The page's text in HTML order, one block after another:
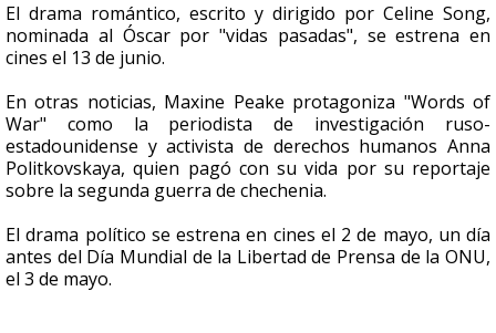
El drama romántico, escrito y dirigido por Celine Song,
nominada al Óscar por "vidas pasadas", se estrena en
cines el 13 de junio.
En otras noticias, Maxine Peake protagoniza "Words of
War" como la periodista de investigación ruso-
estadounidense y activista de derechos humanos Anna
Politkovskaya, quien pagó con su vida por su reportaje
sobre la segunda guerra de chechenia.
El drama político se estrena en cines el 2 de mayo, un día
antes del Día Mundial de la Libertad de Prensa de la ONU,
el 3 de mayo.